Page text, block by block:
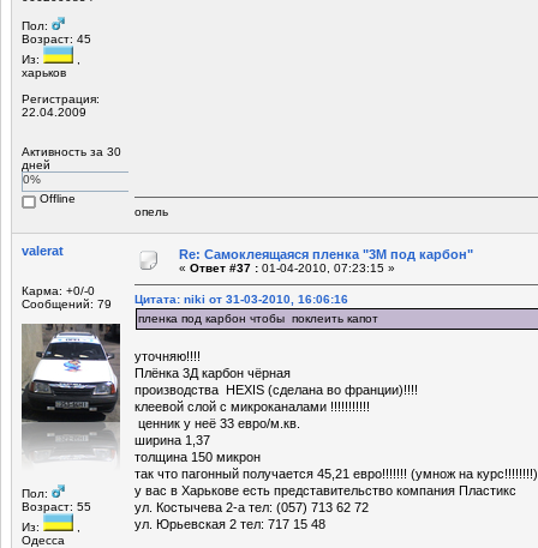
Пол:
Возраст: 45
Из:
харьков
Регистрация:
22.04.2009
Активность за 30
дней
0%
Offline
опель
valerat
Карма: +0/-0
Сообщений: 79
Пол:
Возраст: 55
Из:
Одесса
Re: Самоклеящаяся пленка "3М под карбон"
« Ответ #37 : 01-04-2010, 07:23:15 »
Цитата: niki от 31-03-2010, 16:06:16
пленка под карбон чтобы поклеить капот
уточняю!!!!
Плёнка 3Д карбон чёрная
производства HEXIS (сделана во франции)!!!!
клеевой слой с микроканалами !!!!!!!!!!!
ценник у неё 33 евро/м.кв.
ширина 1,37
толщина 150 микрон
так что пагонный получается 45,21 евро!!!!!!! (умнож на курс!!!!!!!!)
у вас в Харькове есть представительство компания Пластикс
ул. Костычева 2-а тел: (057) 713 62 72
ул. Юрьевская 2 тел: 717 15 48